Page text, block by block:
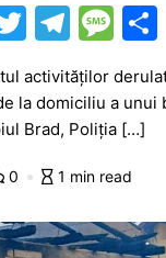
n
T
w
itt
er
T
el
e
gr
a
M
s
s
a
g
e
activităților
la domiciliu a unui
Brad, Poliția […]
0 1 min read